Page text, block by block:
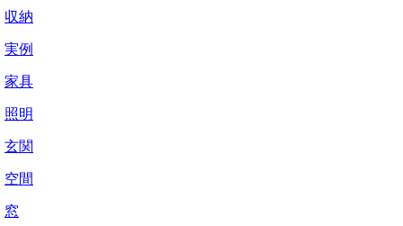
収納
実例
家具
照明
玄関
空間
窓